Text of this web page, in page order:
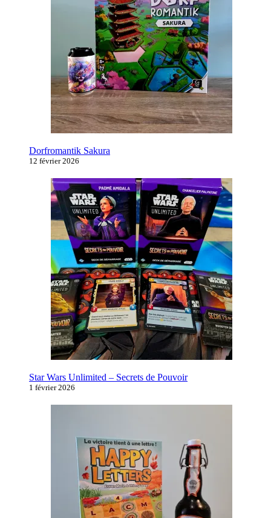
Dorfromantik Sakura
12 février 2026
Star Wars Unlimited – Secrets de Pouvoir
1 février 2026